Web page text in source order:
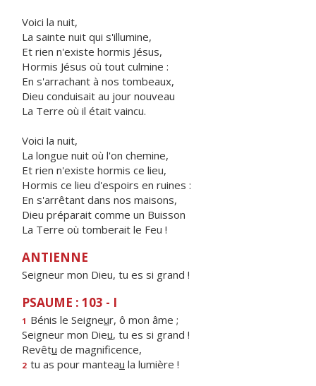
Voici la nuit,
La sainte nuit qui s'illumine,
Et rien n'existe hormis Jésus,
Hormis Jésus où tout culmine :
En s'arrachant à nos tombeaux,
Dieu conduisait au jour nouveau
La Terre où il était vaincu.
Voici la nuit,
La longue nuit où l'on chemine,
Et rien n'existe hormis ce lieu,
Hormis ce lieu d'espoirs en ruines :
En s'arrêtant dans nos maisons,
Dieu préparait comme un Buisson
La Terre où tomberait le Feu !
ANTIENNE
Seigneur mon Dieu, tu es si grand !
PSAUME : 103 - I
1 Bénis le Seigneur, ô mon âme ;
Seigneur mon Dieu, tu es si grand !
Revêtu de magnificence,
2 tu as pour manteau la lumière !